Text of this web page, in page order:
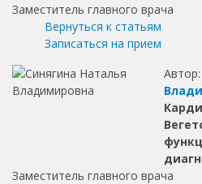
Заместитель главного врача
Вернуться к статьям
Записаться на прием
Автор:
Заместитель главного врача